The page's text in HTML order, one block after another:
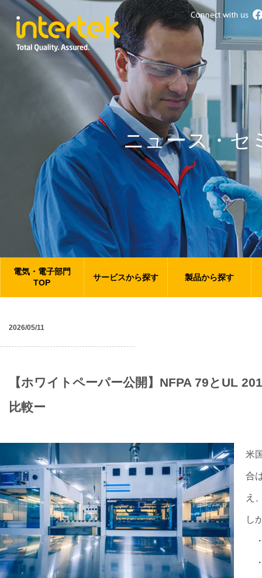
ニュース・セ
電気・電子部門
TOP
サービスから探す 製品から探す
2026/05/11
【ホワイトペーパー公開】NFPA 79とUL
比較ー
米
合
え
し